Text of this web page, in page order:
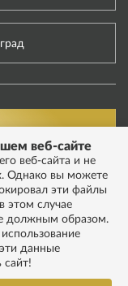
веб-сайте
веб-сайта и не
Однако вы можете
эти файлы
этом случае
должным образом.
данные
сайт!